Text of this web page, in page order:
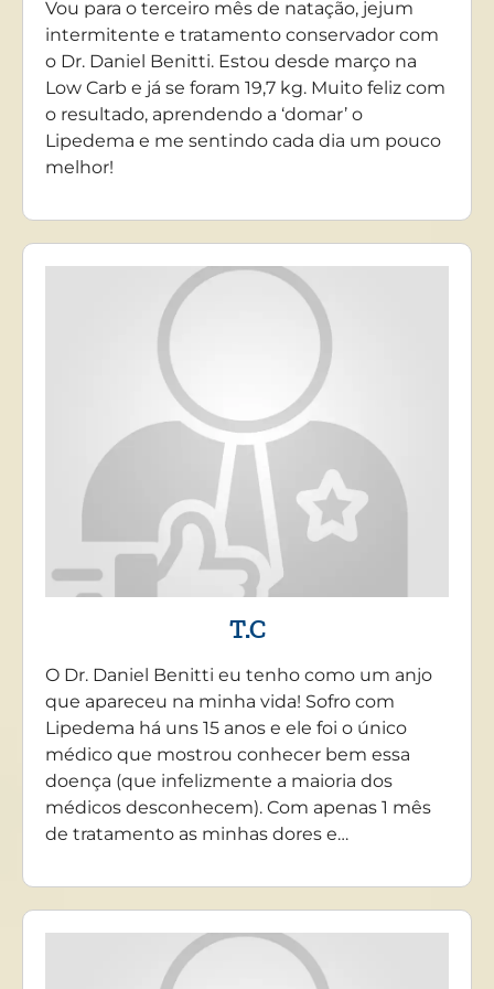
Vou para o terceiro mês de natação, jejum
intermitente e tratamento conservador com
o Dr. Daniel Benitti. Estou desde março na
Low Carb e já se foram 19,7 kg. Muito feliz com
o resultado, aprendendo a ‘domar’ o
Lipedema e me sentindo cada dia um pouco
melhor!
T.C
O Dr. Daniel Benitti eu tenho como um anjo
que apareceu na minha vida! Sofro com
Lipedema há uns 15 anos e ele foi o único
médico que mostrou conhecer bem essa
doença (que infelizmente a maioria dos
médicos desconhecem). Com apenas 1 mês
de tratamento as minhas dores e…